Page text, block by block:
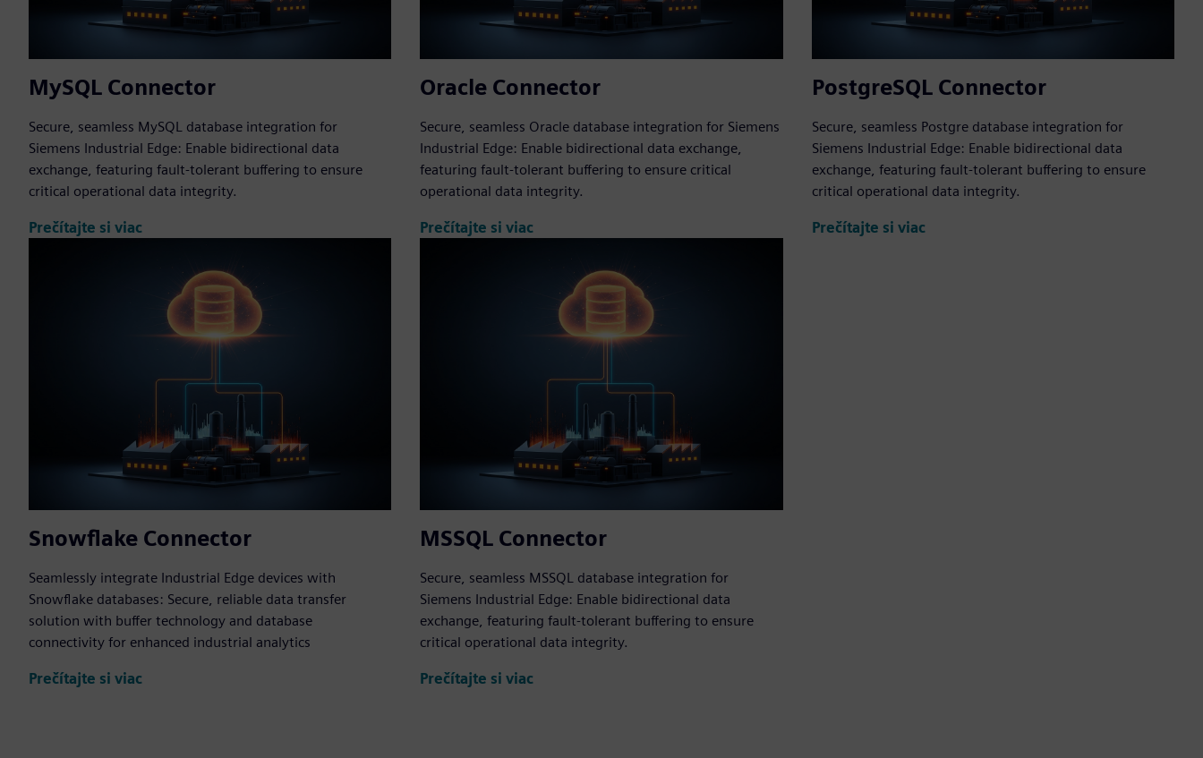
MySQL Connector
Secure, seamless MySQL database integration for
Siemens Industrial Edge: Enable bidirectional data
exchange, featuring fault-tolerant buffering to ensure
critical operational data integrity.
Prečítajte si viac
Oracle Connector
Secure, seamless Oracle database integration for Siemens
Industrial Edge: Enable bidirectional data exchange,
featuring fault-tolerant buffering to ensure critical
operational data integrity.
Prečítajte si viac
PostgreSQL Connector
Secure, seamless Postgre database integration for
Siemens Industrial Edge: Enable bidirectional data
exchange, featuring fault-tolerant buffering to ensure
critical operational data integrity.
Prečítajte si viac
Snowflake Connector
Seamlessly integrate Industrial Edge devices with
Snowflake databases: Secure, reliable data transfer
solution with buffer technology and database
connectivity for enhanced industrial analytics
Prečítajte si viac
MSSQL Connector
Secure, seamless MSSQL database integration for
Siemens Industrial Edge: Enable bidirectional data
exchange, featuring fault-tolerant buffering to ensure
critical operational data integrity.
Prečítajte si viac